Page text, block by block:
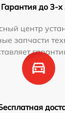
Гарантия до 3-х
центр
запчасти